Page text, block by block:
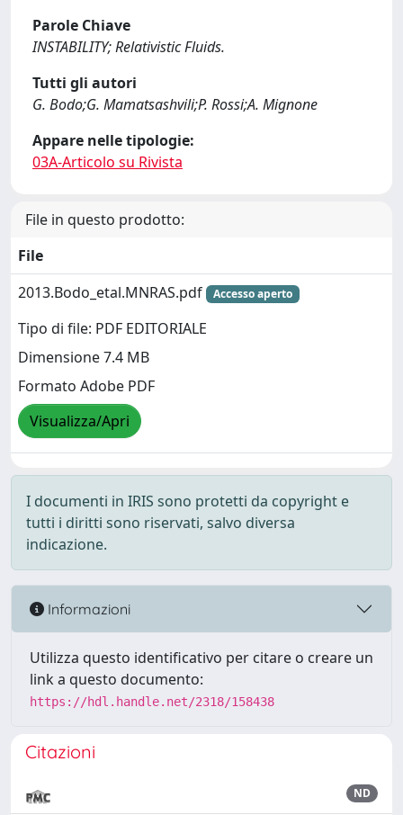
Parole Chiave
INSTABILITY; Relativistic Fluids.
Tutti gli autori
G. Bodo;G. Mamatsashvili;P. Rossi;A. Mignone
Appare nelle tipologie:
03A-Articolo su Rivista
File in questo prodotto:
File
2013.Bodo_etal.MNRAS.pdf
Accesso aperto
Tipo di file: PDF EDITORIALE
Dimensione 7.4 MB
Formato Adobe PDF
Visualizza/Apri
I documenti in IRIS sono protetti da copyright e
tutti i diritti sono riservati, salvo diversa
indicazione.
Informazioni
Utilizza questo identificativo per citare o creare un
link a questo documento:
https://hdl.handle.net/2318/158438
Citazioni
ND